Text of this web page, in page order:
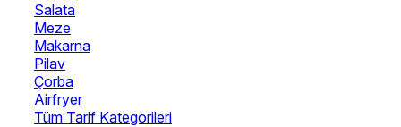
Salata
Meze
Makarna
Pilav
Çorba
Airfryer
Tüm Tarif Kategorileri